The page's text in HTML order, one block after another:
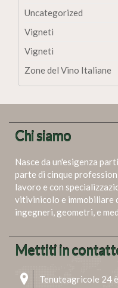
Uncategorized
Vigneti
Vigneti
Zone del Vino Italiane
Chi siamo
Nasce da un'esigenza
parte di cinque
lavoro e con
vitivinicolo e immobiliare
ingegneri, geometri, e
Mettiti in
Tenuteagricole 24